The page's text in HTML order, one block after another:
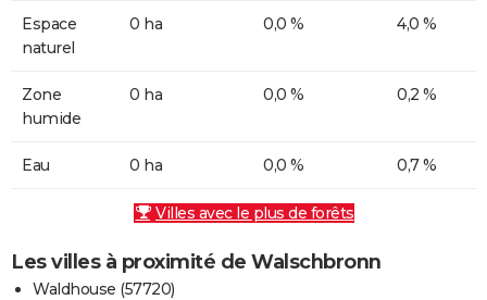
Espace
naturel
0 ha 0,0 % 4,0 %
Zone
humide
0 ha 0,0 % 0,2 %
Eau 0 ha 0,0 % 0,7 %
Villes avec le plus de forêts
Les villes à proximité de Walschbronn
Waldhouse (57720)